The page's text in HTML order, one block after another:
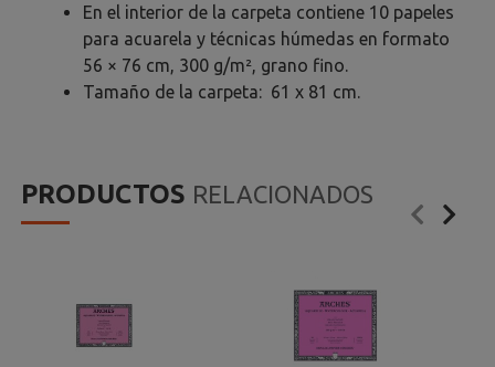
En el interior de la carpeta contiene 10 papeles
para acuarela y técnicas húmedas en formato
56 × 76 cm, 300 g/m², grano fino.
Tamaño de la carpeta: 61 x 81 cm.
PRODUCTOS RELACIONADOS